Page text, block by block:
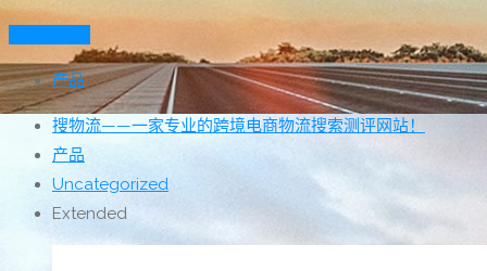
产品
搜物流——一家专业的跨境电商物流搜索测评网站！
产品
Uncategorized
Extended